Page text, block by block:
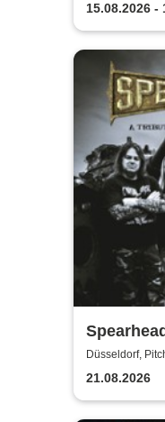
15.08.2026 -
Thrower
Düsseldorf,
21.08.2026